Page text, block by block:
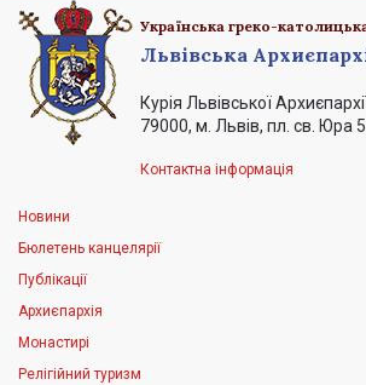
Українська греко-
Львівська
Курія Львівської
79000, м. Львів, пл. св. Юра
Контактна інформація
Новини
Бюлетень канцелярії
Публікації
Архиєпархія
Монастирі
Релігійний туризм